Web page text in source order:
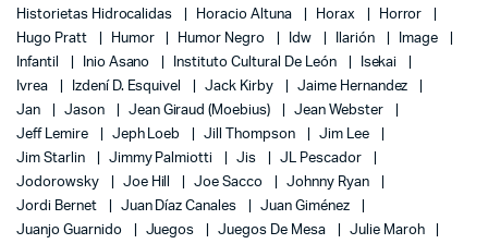
Historietas Hidrocalidas
Horacio Altuna Horax
Horror
Hugo Pratt
Humor Humor Negro Idw Ilarión
Image
Infantil
Inio Asano Instituto Cultural De León
Isekai
Ivrea
Izdení D. Esquivel Jack Kirby
Jaime Hernandez
Jan
Jason Jean Giraud (Moebius)
Jean Webster
Jeff Lemire
Jeph Loeb Jill Thompson
Jim Lee
Jim Starlin
Jimmy Palmiotti Jis
JL Pescador
Jodorowsky
Joe Hill Joe Sacco
Johnny Ryan
Jordi Bernet
Juan Díaz Canales
Juan Giménez
Juanjo Guarnido
Juegos Juegos De Mesa
Julie Maroh